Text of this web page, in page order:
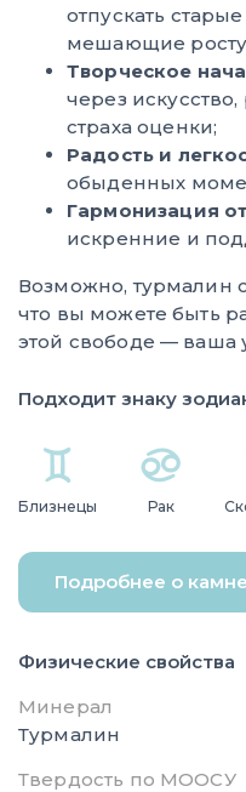
отпускать
мешающие
Творческое
через
страха оценки;
Радость и
обыденных
Гармонизация
искренние и
Возможно, турмалин
что вы можете быть
этой свободе — ваша
Подходит знаку
Близнецы Рак
Подробнее о камне
Физические свойства
Минерал
Турмалин
Твердость по МООСУ